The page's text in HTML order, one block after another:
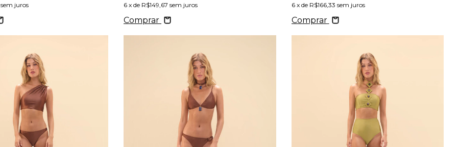
sem juros 6 x de R$149,67 sem juros
Comprar
6 x de R$166,33 sem juros
Comprar